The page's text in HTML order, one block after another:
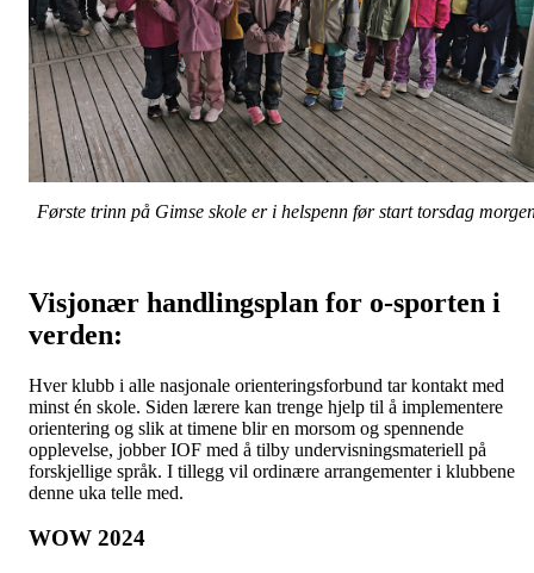
Første trinn på Gimse skole er i helspenn før start torsdag
Visjonær handlingsplan for o-sporten i
verden:
Hver klubb i alle nasjonale orienteringsforbund tar kontakt med
minst én skole. Siden lærere kan trenge hjelp til å implementere
orientering og slik at timene blir en morsom og spennende
opplevelse, jobber IOF med å tilby undervisningsmateriell på
forskjellige språk. I tillegg vil ordinære arrangementer i klubbene
denne uka telle med.
WOW 2024